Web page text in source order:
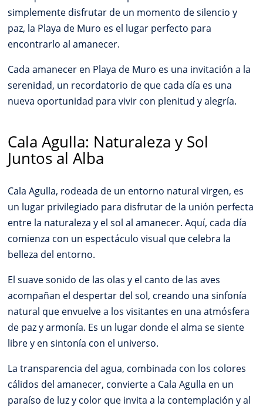
simplemente disfrutar de un momento de silencio y
paz, la Playa de Muro es el lugar perfecto para
encontrarlo al amanecer.
Cada amanecer en Playa de Muro es una invitación a la
serenidad, un recordatorio de que cada día es una
nueva oportunidad para vivir con plenitud y alegría.
Cala Agulla: Naturaleza y Sol
Juntos al Alba
Cala Agulla, rodeada de un entorno natural virgen, es
un lugar privilegiado para disfrutar de la unión perfecta
entre la naturaleza y el sol al amanecer. Aquí, cada día
comienza con un espectáculo visual que celebra la
belleza del entorno.
El suave sonido de las olas y el canto de las aves
acompañan el despertar del sol, creando una sinfonía
natural que envuelve a los visitantes en una atmósfera
de paz y armonía. Es un lugar donde el alma se siente
libre y en sintonía con el universo.
La transparencia del agua, combinada con los colores
cálidos del amanecer, convierte a Cala Agulla en un
paraíso de luz y color que invita a la contemplación y al